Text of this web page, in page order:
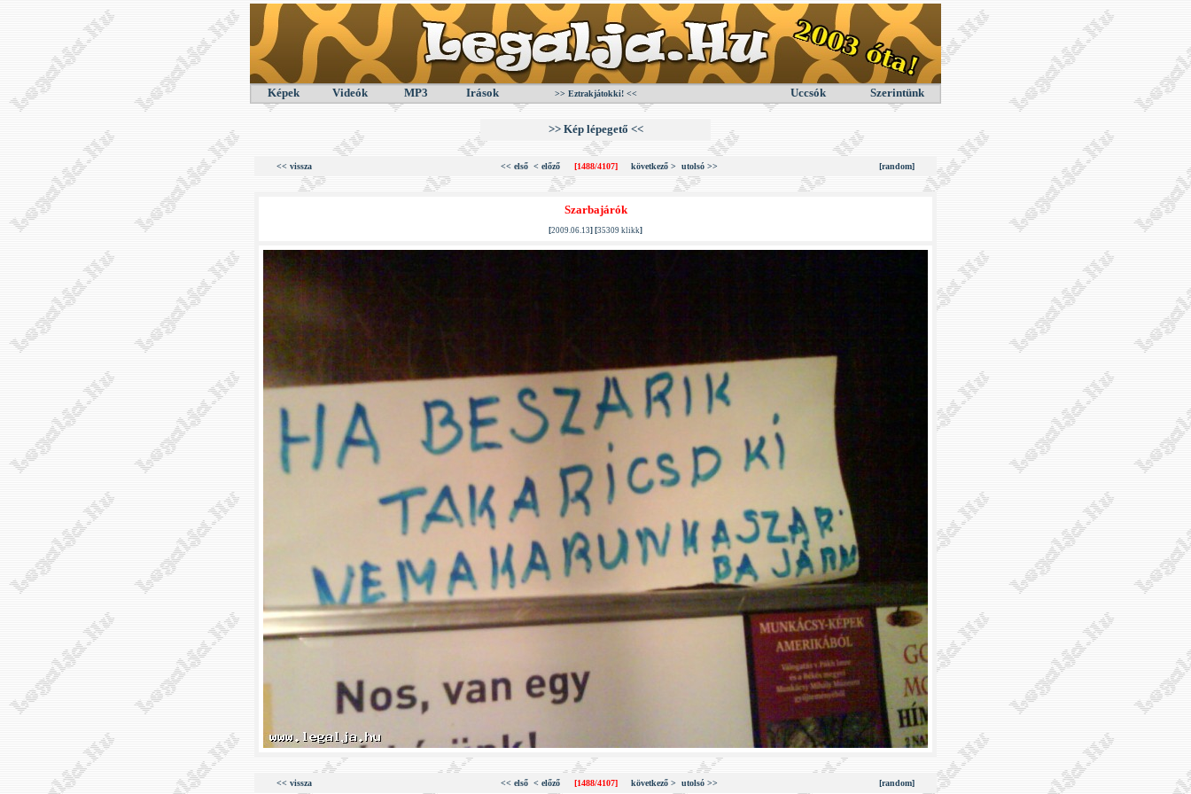
Képek Videók MP3 Irások >> Eztrakjátokki! << Uccsók Szerintünk
>> Kép lépegető <<
<< vissza << első < előző [1488/4107] következő > utolsó >> [random]
Szarbajárók
[2009.06.13] [35309 klikk]
<< vissza << első < előző [1488/4107] következő > utolsó >> [random]